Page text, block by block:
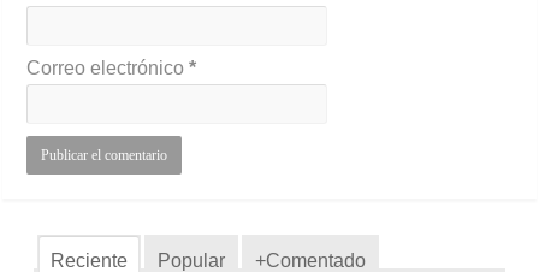
Correo electrónico*
Reciente Popular +Comentado